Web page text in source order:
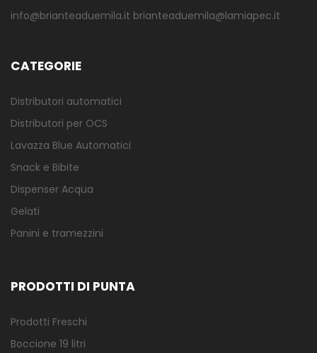
info@brianteaduemila.it brianteaduemila@lamiapec.it
CATEGORIE
Distributori automatici
Distributori per OCS
Lavazza Blue Automatici
Snack e Bibite
Dispenser Acqua
Gelati
Panini e tramezzini
PRODOTTI DI PUNTA
Prodotti Freschi
Boccione 19 litri